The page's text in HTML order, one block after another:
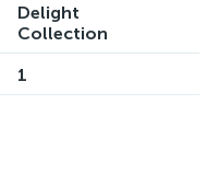
Delight
Collection
1